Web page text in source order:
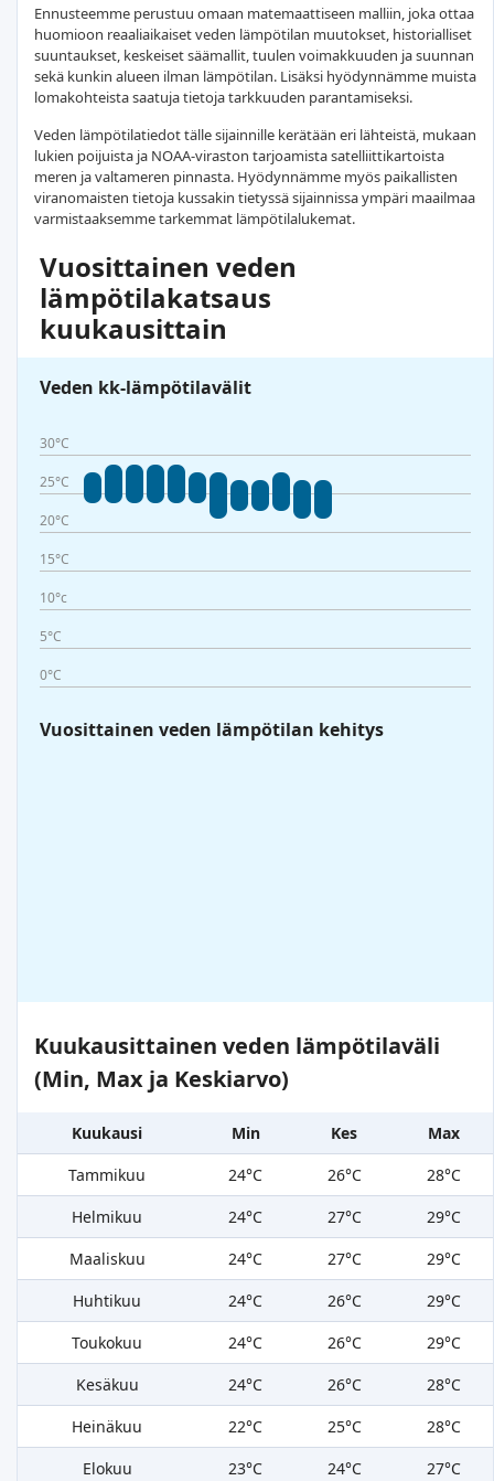
Ennusteemme perustuu omaan matemaattiseen malliin, joka ottaa
huomioon reaaliaikaiset veden lämpötilan muutokset, historialliset
suuntaukset, keskeiset säämallit, tuulen voimakkuuden ja suunnan
sekä kunkin alueen ilman lämpötilan. Lisäksi hyödynnämme muista
lomakohteista saatuja tietoja tarkkuuden parantamiseksi.
Veden lämpötilatiedot tälle sijainnille kerätään eri lähteistä, mukaan
lukien poijuista ja NOAA-viraston tarjoamista satelliittikartoista
meren ja valtameren pinnasta. Hyödynnämme myös paikallisten
viranomaisten tietoja kussakin tietyssä sijainnissa ympäri maailmaa
varmistaaksemme tarkemmat lämpötilalukemat.
Vuosittainen veden
lämpötilakatsaus
kuukausittain
Veden kk-lämpötilavälit
30°C
25°C
20°C
15°C
10°c
5°C
0°C
Vuosittainen veden lämpötilan kehitys
Kuukausittainen veden lämpötilaväli
(Min, Max ja Keskiarvo)
Kuukausi Min Kes
Max
Tammikuu
24°C 26°C
28°C
Helmikuu
24°C 27°C
29°C
Maaliskuu
24°C 27°C
29°C
Huhtikuu
24°C 26°C
29°C
Toukokuu
24°C 26°C
29°C
Kesäkuu
24°C 26°C
28°C
Heinäkuu
22°C 25°C
28°C
Elokuu
23°C 24°C
27°C